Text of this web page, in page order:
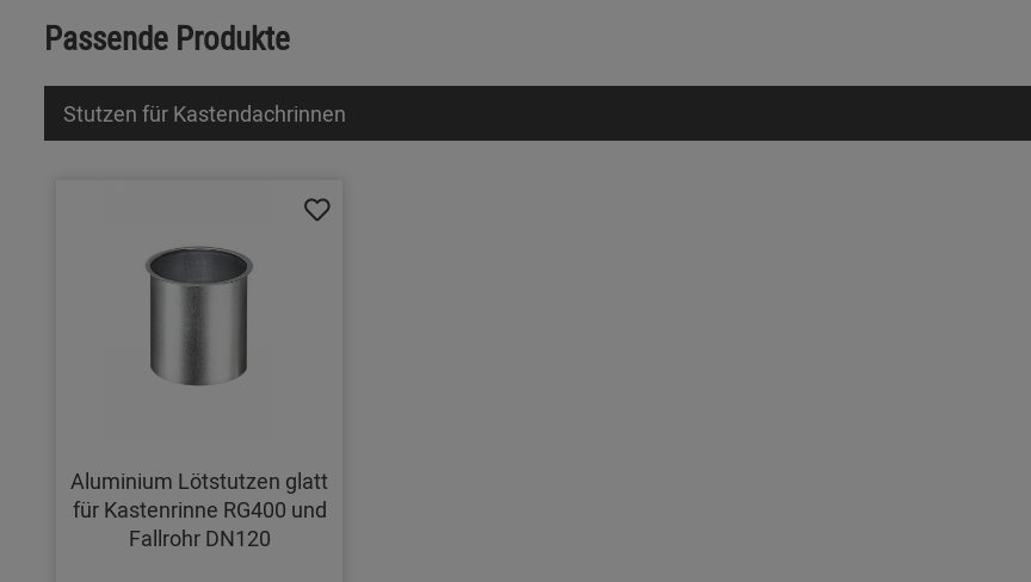
Passende Produkte
Stutzen für Kastendachrinnen
Aluminium Lötstutzen glatt
für Kastenrinne RG400 und
Fallrohr DN120